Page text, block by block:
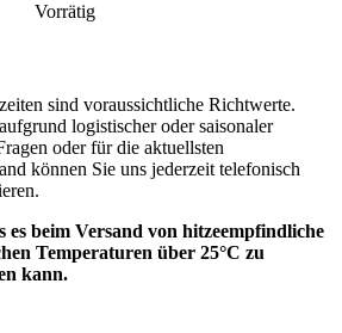
Vorrätig
sind voraussichtliche Richtwerte.
logistischer oder saisonaler
oder für die aktuellsten
können Sie uns jederzeit telefonisch
es beim Versand von hitzeempfindliche
Temperaturen über 25°C zu
kann.